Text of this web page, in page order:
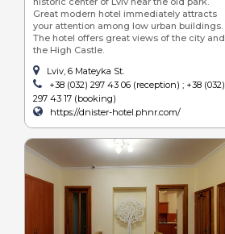
Great modern hotel immediately attracts
your attention among low urban buildings.
The hotel offers great views of the city and
the High Castle.
Lviv, 6 Mateyka St.
+38 (032) 297 43 06 (reception) ; +38 (032)
297 43 17 (booking)
https://dnister-hotel.phnr.com/